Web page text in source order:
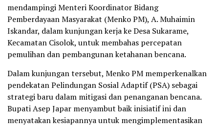
mendampingi Menteri Koordinator Bidang
Pemberdayaan Masyarakat (Menko PM), A. Muhaimin
Iskandar, dalam kunjungan kerja ke Desa Sukarame,
Kecamatan Cisolok, untuk membahas percepatan
pemulihan dan pembangunan ketahanan bencana.
Dalam kunjungan tersebut, Menko PM memperkenalkan
pendekatan Pelindungan Sosial Adaptif (PSA) sebagai
strategi baru dalam mitigasi dan penanganan bencana.
Bupati Asep Japar menyambut baik inisiatif ini dan
menyatakan kesiapannya untuk mengimplementasikan